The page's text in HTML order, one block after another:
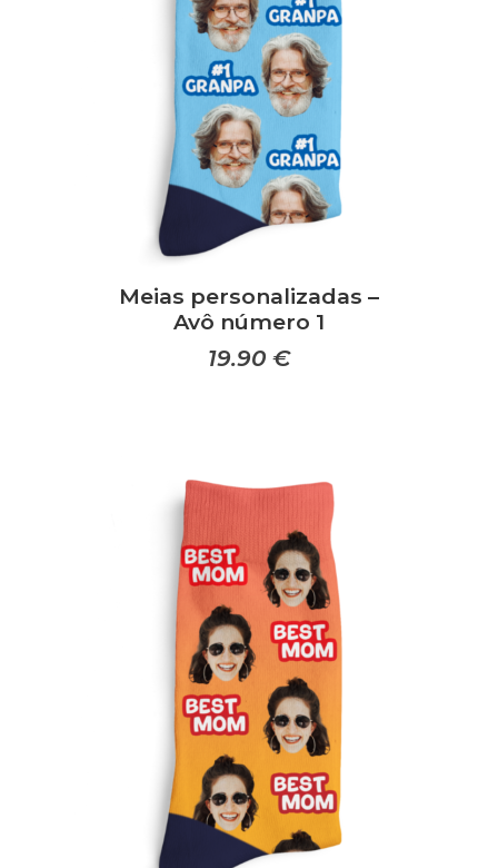
Meias personalizadas –
Avô número 1
19.90 €